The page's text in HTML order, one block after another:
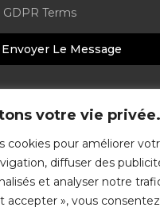
votre vie privée.
cookies pour améliorer
diffuser des
et analyser notre
accepter », vous
GDPR Terms
Envoyer Le Message
Club Elite Immobilier -
Immobilier Commercial -